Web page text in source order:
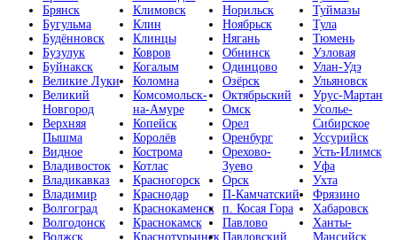
Брянск
Бугульма
Будённовск
Бузулук
Буйнакск
Великие Луки
Великий
Новгород
Верхняя
Пышма
Видное
Владивосток
Владикавказ
Владимир
Волгоград
Волгодонск
Волжск
Климовск
Клин
Клинцы
Ковров
Когалым
Коломна
Комсомольск-
на-Амуре
Копейск
Королёв
Кострома
Котлас
Красногорск
Краснодар
Краснокаменск
Краснокамск
Краснотурьинск
Норильск
Ноябрьск
Нягань
Обнинск
Одинцово
Озёрск
Октябрьский
Омск
Орел
Оренбург
Орехово-
Зуево
Орск
П-Камчатский
п. Косая Гора
Павлово
Павловский
Туймазы
Тула
Тюмень
Узловая
Улан-Удэ
Ульяновск
Урус-Мартан
Усолье-
Сибирское
Уссурийск
Усть-Илимск
Уфа
Ухта
Фрязино
Хабаровск
Ханты-
Мансийск